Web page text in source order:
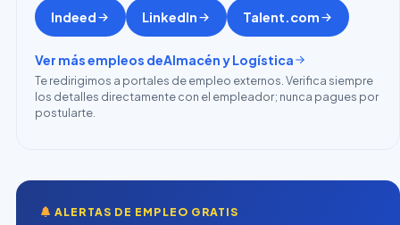
Indeed LinkedIn Talent.com
Ver más empleos deAlmacén y Logística
Te redirigimos a portales de empleo externos. Verifica siempre
los detalles directamente con el empleador; nunca pagues por
postularte.
ALERTAS DE EMPLEO GRATIS